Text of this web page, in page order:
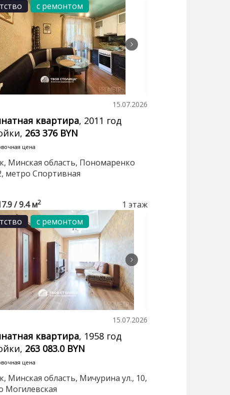
с ремонтом
15.07.2026
квартира, 2011 год
263 376 BYN
цена
Минская область, Пономаренко
метро Спортивная
/ 9.4 м2
1 этаж
с ремонтом
15.07.2026
квартира, 1958 год
263 083.0 BYN
цена
Минская область, Мичурина ул., 10,
Могилевская